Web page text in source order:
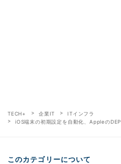
TECH+ 企業IT
ITインフラ
iOS端末の初期設定を自動化、Appleの
このカテゴリーについて